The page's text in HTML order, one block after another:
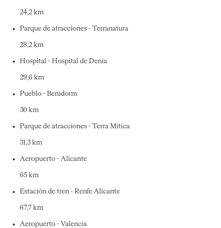
24,2 km
Parque de atracciones - Terranatura
28,2 km
Hospital - Hospital de Denia
29,6 km
Pueblo - Benidorm
30 km
Parque de atracciones - Terra Mítica
31,3 km
Aeropuerto - Alicante
65 km
Estación de tren - Renfe Alicante
67,7 km
Aeropuerto - Valencia